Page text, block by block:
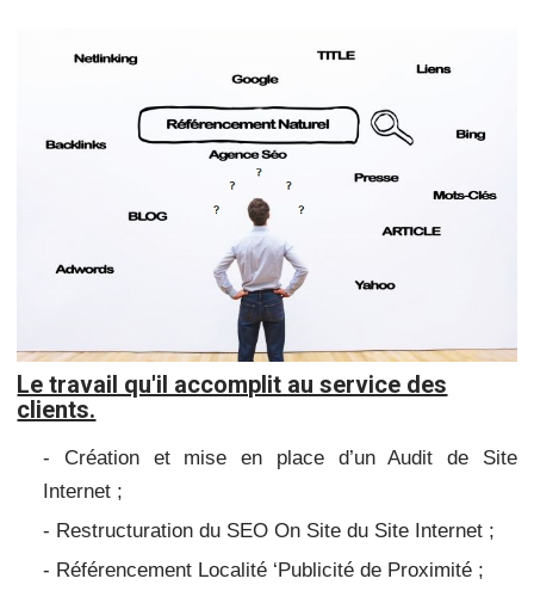
Le travail qu'il accomplit au service des
clients.
- Création et mise en place d’un Audit de Site
Internet ;
- Restructuration du SEO On Site du Site Internet ;
- Référencement Localité ‘Publicité de Proximité ;